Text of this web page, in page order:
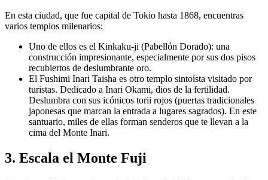
En esta ciudad, que fue capital de Tokio hasta 1868, encuentras
varios templos milenarios:
Uno de ellos es el Kinkaku-ji (Pabellón Dorado): una
construcción impresionante, especialmente por sus dos pisos
recubiertos de deslumbrante oro.
El Fushimi Inari Taisha es otro templo sintoísta visitado por
turistas. Dedicado a Inari Okami, dios de la fertilidad.
Deslumbra con sus icónicos torii rojos (puertas tradicionales
japonesas que marcan la entrada a lugares sagrados). En este
santuario, miles de ellas forman senderos que te llevan a la
cima del Monte Inari.
3. Escala el Monte Fuji